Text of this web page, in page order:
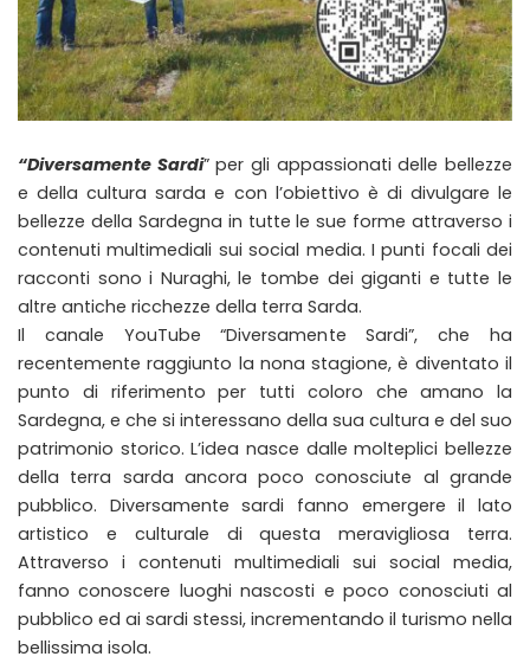
“Diversamente Sardi” per gli appassionati delle bellezze
e della cultura sarda e con l’obiettivo è di divulgare le
bellezze della Sardegna in tutte le sue forme attraverso i
contenuti multimediali sui social media. I punti focali dei
racconti sono i Nuraghi, le tombe dei giganti e tutte le
altre antiche ricchezze della terra Sarda.
Il canale YouTube “Diversamente Sardi”, che ha
recentemente raggiunto la nona stagione, è diventato il
punto di riferimento per tutti coloro che amano la
Sardegna, e che si interessano della sua cultura e del suo
patrimonio storico. L’idea nasce dalle molteplici bellezze
della terra sarda ancora poco conosciute al grande
pubblico. Diversamente sardi fanno emergere il lato
artistico e culturale di questa meravigliosa terra.
Attraverso i contenuti multimediali sui social media,
fanno conoscere luoghi nascosti e poco conosciuti al
pubblico ed ai sardi stessi, incrementando il turismo nella
bellissima isola.